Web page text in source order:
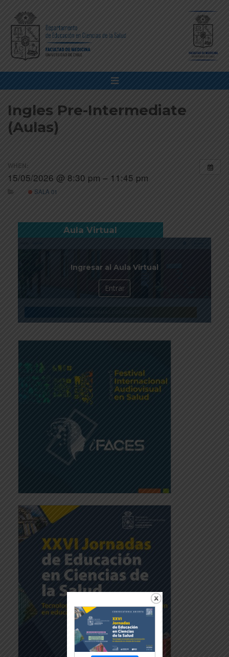
Ingles Pre-Intermediate
(Aulas)
WHEN:
15/05/2026 @ 8:30 pm – 11:45 pm
SALA 01
Aula Virtual
Ingresar al Aula Virtual
Entrar